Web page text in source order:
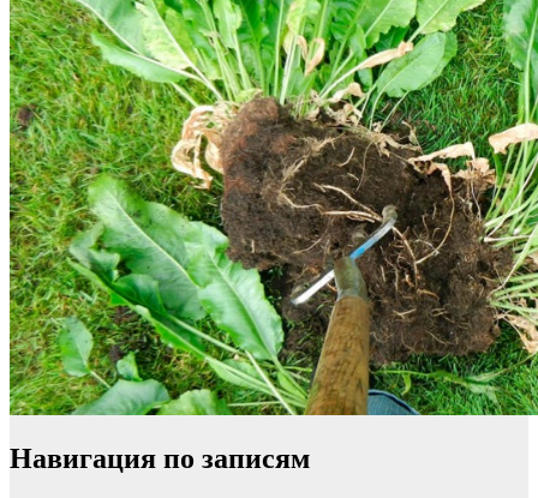
Навигация по записям